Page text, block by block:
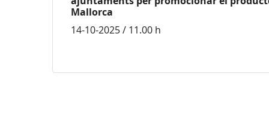
Mallorca
14-10-2025 / 11.00 h